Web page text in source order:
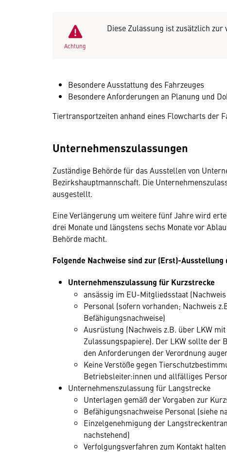
Achtung
Diese Zulassung ist zusätzlich
Besondere Ausstattung des Fahrzeuges
Besondere Anforderungen an Planung und
Tiertransportzeiten anhand eines Flowcharts der
Unternehmenszulassungen
Zuständige Behörde für das Ausstellen von
Bezirkshauptmannschaft. Die
ausgestellt.
Eine Verlängerung um weitere fünf Jahre wird
drei Monate und längstens sechs Monate vor
Behörde macht.
Folgende Nachweise sind zur (Erst)-
Unternehmenszulassung für Kurzstrecke
ansässig im EU-Mitgliedsstaat
Personal (sofern vorhanden; Nachweis
Befähigungsnachweise)
Ausrüstung (Nachweis z.B. über LKW
Zulassungspapiere). Der LKW sollte
den Anforderungen der Verordnung
Keine Verstöße gegen
Betriebsleiter:innen und allfälliges
Unternehmenszulassung für Langstrecke
Unterlagen gemäß der Vorgaben zur
Befähigungsnachweise Personal (siehe
Einzelgenehmigung der
nachstehend)
Verfolgungsverfahren zum Kontakt